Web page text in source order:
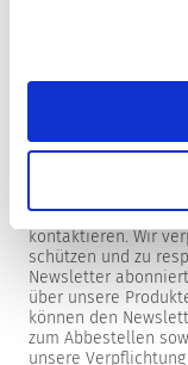
Wir versorgen
Wenn Sie einen
Sie ihn bitte aus
Ich möchte
Verfügung stellen,
kontaktieren. Wir
schützen und zu
Newsletter
über unsere
können den
zum Abbestellen
unsere